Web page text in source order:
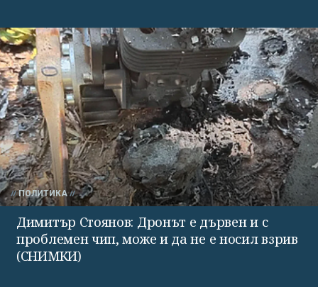
ПОЛИТИКА
Димитър Стоянов: Дронът е дървен и с
проблемен чип, може и да не е носил взрив
(СНИМКИ)